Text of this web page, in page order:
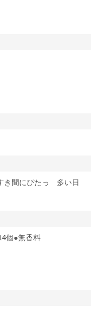
き間にぴたっ 多い日
個●無香料